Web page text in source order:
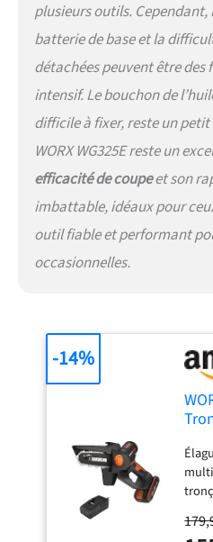
plusieurs outils.
batterie de base et la
détachées peuvent être des
intensif. Le bouchon de
difficile à fixer, reste un
WORX WG325E reste un
efficacité de coupeet son
imbattable, idéaux pour
outil fiable et performant
occasionnelles.
cm,
-14%